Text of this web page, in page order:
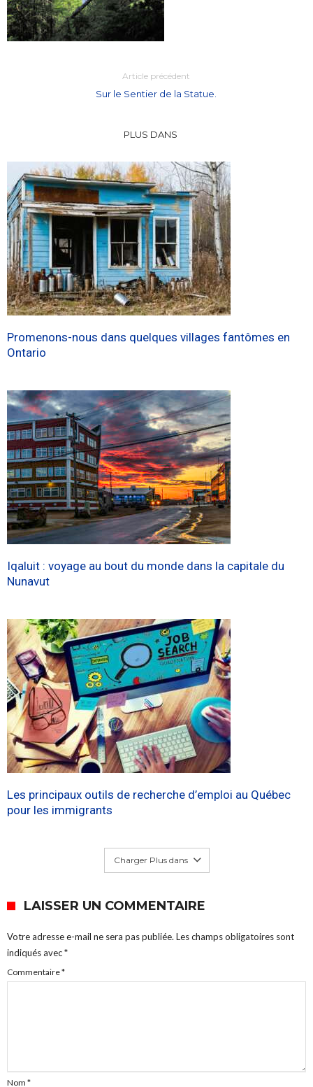
Article précédent
Sur le Sentier de la Statue.
PLUS DANS
Promenons-nous dans quelques villages fantômes en
Ontario
Iqaluit : voyage au bout du monde dans la capitale du
Nunavut
Les principaux outils de recherche d’emploi au Québec
pour les immigrants
Charger Plus dans
LAISSER UN COMMENTAIRE
Votre adresse e-mail ne sera pas publiée. Les champs obligatoires sont
indiqués avec*
Commentaire*
Nom *